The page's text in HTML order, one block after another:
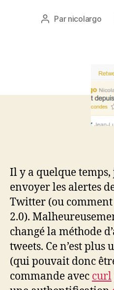
Auteur
Par nicolargo
Il y a quelque temps,
envoyer les alertes
Twitter (ou
2.0).
changé la méthode
tweets. Ce n’est
(qui pouvait donc
commande avec curl